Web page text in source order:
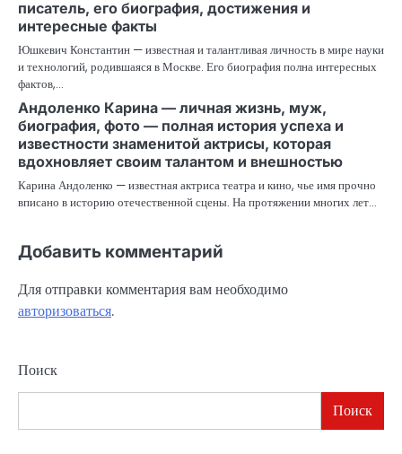
писатель, его биография, достижения и
интересные факты
Юшкевич Константин — известная и талантливая личность в мире науки
и технологий, родившаяся в Москве. Его биография полна интересных
фактов,…
Андоленко Карина — личная жизнь, муж,
биография, фото — полная история успеха и
известности знаменитой актрисы, которая
вдохновляет своим талантом и внешностью
Карина Андоленко — известная актриса театра и кино, чье имя прочно
вписано в историю отечественной сцены. На протяжении многих лет…
Добавить комментарий
Для отправки комментария вам необходимо
авторизоваться.
Поиск
Поиск